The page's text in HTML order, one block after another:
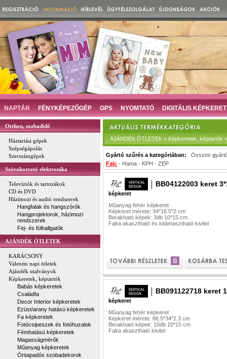
NAPTÁR FÉNYKÉPEZŐGÉP GPS NYOMTATÓ DIGITÁLIS KÉPKERET
Otthon, szabadidő
Háztartási gépek
Szépségápolás
Szerszámgépek
Szórakoztató elektronika
Televíziók és tartozákok
CD és DVD
Házimozi és audió rendszerek
Hangfalak és hangszórók
Hangprojektorok, házimozi
rendszerek
Fej- és fülhallgatók
AJÁNDÉK ÖTLETEK
KARÁCSONY
Valentin napi ötletek
Ajándék utalványok
Képkeretek, képtartók
Babás képkeretek
Családfa
Decor Interior képkeretek
Ezüst/arany hatású képkeretek
Fa képkeretek
Fotócsipeszek és fotóhuzalok
Fémhatású képkeretek
Magasságmérők
Műanyag képkeretek
Öntapadós szobadekorok
AJÁNDÉK ÖTLETEK » Képkeretek, képtartók
Gyártó szűrés a kategóriában: Összes
Falc - Hama - KPH - ZEP
BB04122003 keret
képkeret
Mûanyag fehér képkeret
Képkeret mérete: 34*16.5*2 cm
Berakható képek: 3db 10*15 cm
Falra akasztható és kitámasztható kivitel
BB091122718 keret
képkeret
Mûanyag fehér képkeret
Képkeret mérete: 86.5*34*2.3 cm
Berakható képek: 10db 10*15 cm
Falra akasztható kivitel